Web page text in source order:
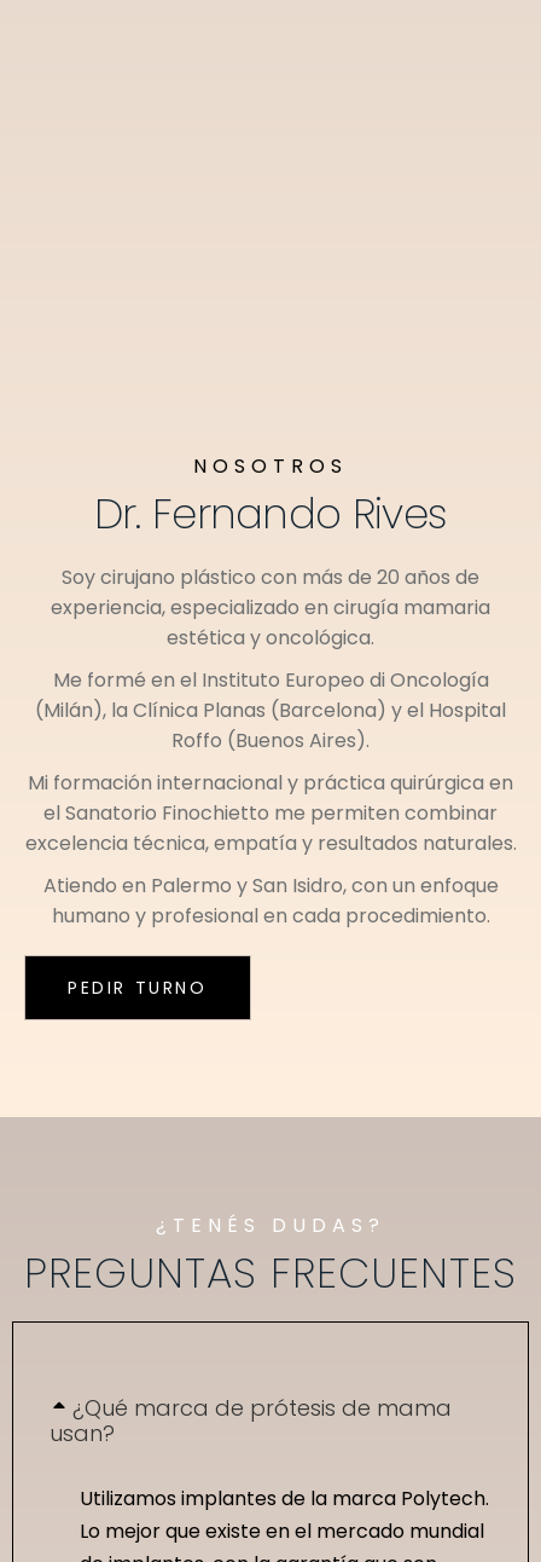
NOSOTROS
Dr. Fernando Rives
Soy cirujano plástico con más de 20 años de
experiencia, especializado en cirugía mamaria
estética y oncológica.
Me formé en el Instituto Europeo di Oncología
(Milán), la Clínica Planas (Barcelona) y el Hospital
Roffo (Buenos Aires).
Mi formación internacional y práctica quirúrgica en
el Sanatorio Finochietto me permiten combinar
excelencia técnica, empatía y resultados naturales.
Atiendo en Palermo ySan Isidro, con un enfoque
humano y profesional en cada procedimiento.
PEDIR TURNO
¿TENÉS DUDAS?
PREGUNTAS FRECUENTES
¿Qué marca de prótesis de mama
usan?
Utilizamos implantes de la marca Polytech.
Lo mejor que existe en el mercado mundial